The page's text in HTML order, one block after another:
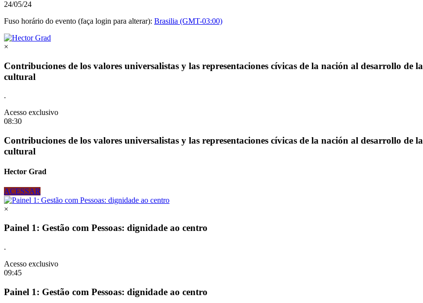
24/05/24
Fuso horário do evento (faça login para alterar): Brasilia (GMT-03:00)
×
Contribuciones de los valores universalistas y las representaciones cívicas de la nación al desarrollo
cultural
.
Acesso exclusivo
08:30
Contribuciones de los valores universalistas y las representaciones cívicas de la nación al desarrollo
cultural
Hector Grad
ACESSAR
×
Painel 1: Gestão com Pessoas: dignidade ao centro
.
Acesso exclusivo
09:45
Painel 1: Gestão com Pessoas: dignidade ao centro